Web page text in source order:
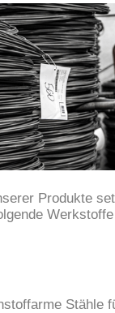
Produkte
Stähle